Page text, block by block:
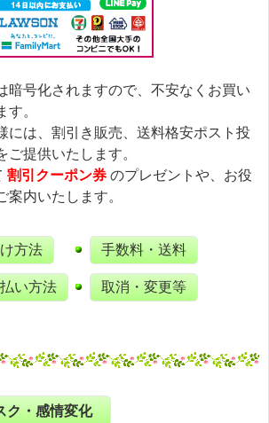
暗号化されますので、不安なくお買い
。
には、割引き販売、送料格安ポスト投
ご提供いたします。
割引クーポン券 のプレゼントや、お役
案内いたします。
方法
い方法
手数料・送料
取消・変更等
ク・感情変化